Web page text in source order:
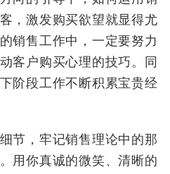
，激发购买欲望就显得尤
销售工作中，一定要努力
客户购买心理的技巧。同
阶段工作不断积累宝贵经
节，牢记销售理论中的那
用你真诚的微笑、清晰的